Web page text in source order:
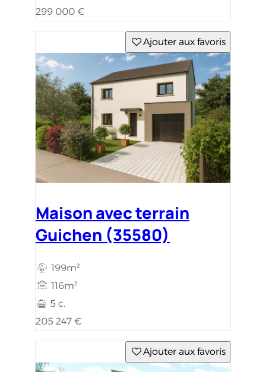
299 000 €
Ajouter aux favoris
Maison avec terrain
Guichen (35580)
199m²
116m²
5 c.
205 247 €
Ajouter aux favoris